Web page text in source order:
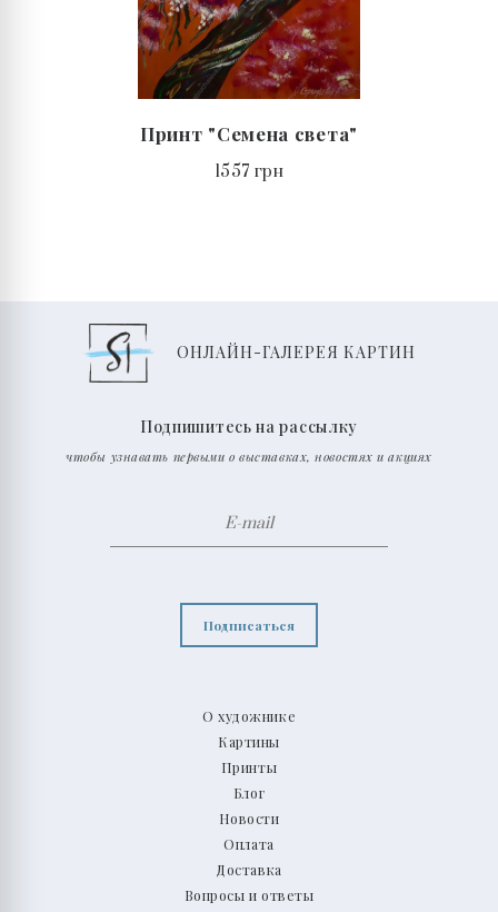
Принт "Семена света"
1557 грн
ОНЛАЙН-ГАЛЕРЕЯ КАРТИН
О художнике
Картины
Принты
Блог
Новости
Оплата
Доставка
Вопросы и ответы
Подпишитесь на рассылку
чтобы узнавать первыми о выставках, новостях и акциях
Подписаться